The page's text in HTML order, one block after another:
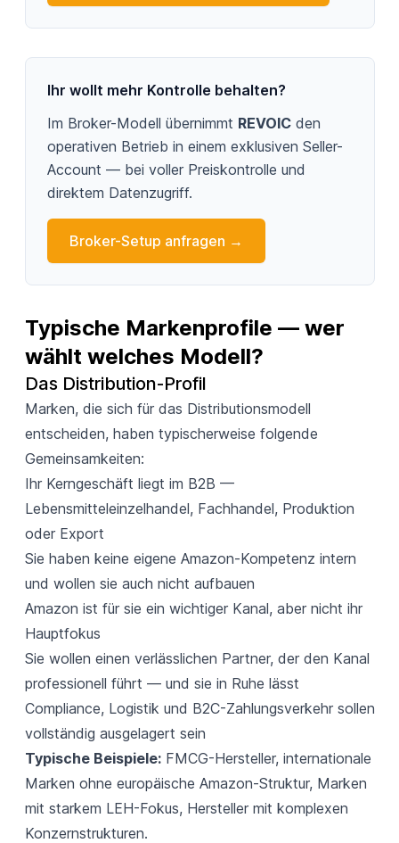
Ihr wollt mehr Kontrolle behalten?
Im Broker-Modell übernimmt REVOICden
operativen Betrieb in einem exklusiven Seller-
Account — bei voller Preiskontrolle und
direktem Datenzugriff.
Broker-Setup anfragen →
Typische Markenprofile — wer
wählt welches Modell?
Das Distribution-Profil
Marken, die sich für das Distributionsmodell
entscheiden, haben typischerweise folgende
Gemeinsamkeiten:
Ihr Kerngeschäft liegt im B2B —
Lebensmitteleinzelhandel, Fachhandel, Produktion
oder Export
Sie haben keine eigene Amazon-Kompetenz intern
und wollen sie auch nicht aufbauen
Amazon ist für sie ein wichtiger Kanal, aber nicht ihr
Hauptfokus
Sie wollen einen verlässlichen Partner, der den Kanal
professionell führt — und sie in Ruhe lässt
Compliance, Logistik und B2C-Zahlungsverkehr sollen
vollständig ausgelagert sein
Typische Beispiele:FMCG-Hersteller, internationale
Marken ohne europäische Amazon-Struktur, Marken
mit starkem LEH-Fokus, Hersteller mit komplexen
Konzernstrukturen.